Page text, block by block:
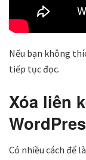
Nếu bạn không
tiếp tục đọc.
Xóa liên
Có nhiều cách để